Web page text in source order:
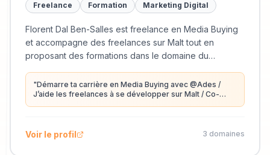
Freelance Formation Marketing Digital
Florent Dal Ben-Salles est freelance en Media Buying
et accompagne des freelances sur Malt tout en
proposant des formations dans le domaine du
"Démarre ta carrière en Media Buying avec @Ades /
J’aide les freelances à se développer sur Malt / Co-
Voir le profil 3 domaines